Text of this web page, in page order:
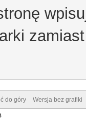
do góry Wersja bez grafiki